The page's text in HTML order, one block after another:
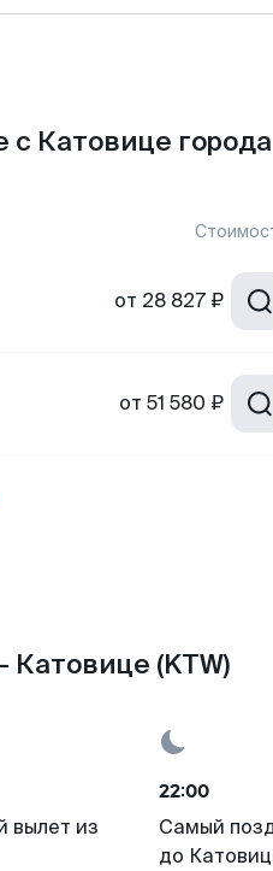
Катовице города
от 28 827 ₽
от 51 580 ₽
Катовице (KTW)
вылет из
22:00
Самый
до